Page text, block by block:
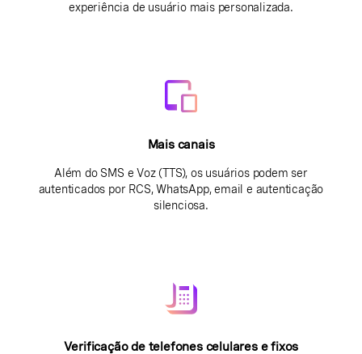
experiência de usuário mais personalizada.
Mais canais
Além do SMS e Voz (TTS), os usuários podem ser
autenticados por RCS, WhatsApp, email e autenticação
silenciosa.
Verificação de telefones celulares e fixos